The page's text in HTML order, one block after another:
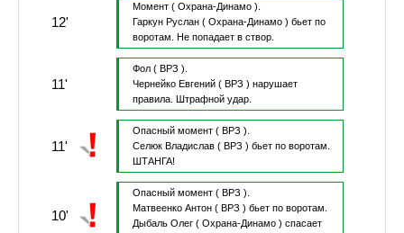
12'
Момент ( Охрана-Динамо ).
Гаркун Руслан( Охрана-Динамо ) бьет по
воротам.
Не попадает в створ.
11'
Фол ( ВРЗ ).
Чернейко Евгений( ВРЗ ) нарушает
правила.
Штрафной удар.
11'
Опасный момент ( ВРЗ ).
Селюк Владислав( ВРЗ ) бьет по воротам.
ШТАНГА!
10'
Опасный момент ( ВРЗ ).
Матвеенко Антон( ВРЗ ) бьет по воротам.
Дыбаль Олег( Охрана-Динамо ) спасает